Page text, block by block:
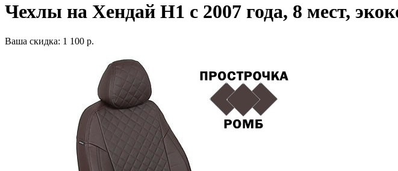
Чехлы на Хендай Н1 с 2007 года, 8 мест,
Ваша скидка: 1 100 р.